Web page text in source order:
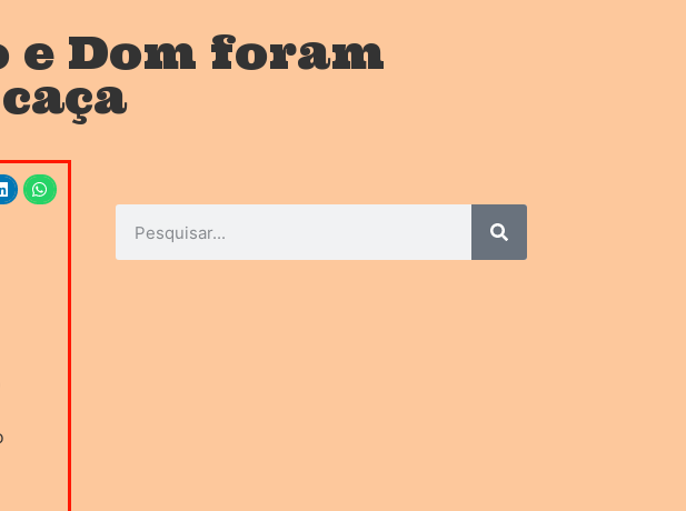
e Dom foram